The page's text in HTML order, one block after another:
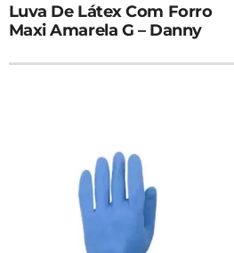
Luva De Látex Com Forro
Maxi Amarela G – Danny